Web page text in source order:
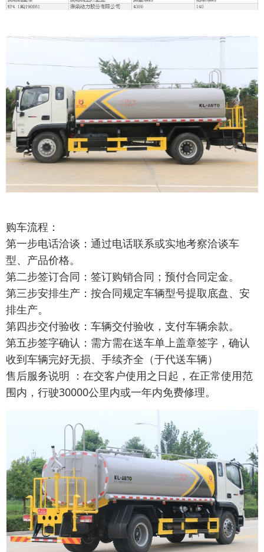
购车流程：
第一步电话洽谈：通过电话联系或实地考察洽谈车
型、产品价格。
第二步签订合同：签订购销合同；预付合同定金。
第三步安排生产：按合同规定车辆型号提取底盘、安
排生产。
第四步交付验收：车辆交付验收，支付车辆余款。
第五步签字确认：需方需在送车单上盖章签字，确认
收到车辆完好无损、手续齐全（于代送车辆）
售后服务说明 ：在交客户使用之日起，在正常使用范
围内，行驶30000公里内或一年内免费修理。